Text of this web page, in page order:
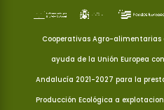
Cooperativas Agro-
ayuda de la Unión Europea
Andalucía 2021-2027 para la
Producción Ecológica a